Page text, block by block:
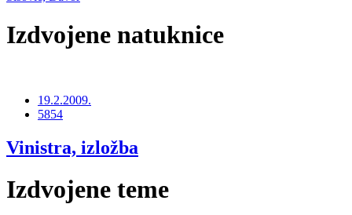
Izdvojene natuknice
19.2.2009.
5854
Vinistra, izložba
Izdvojene teme